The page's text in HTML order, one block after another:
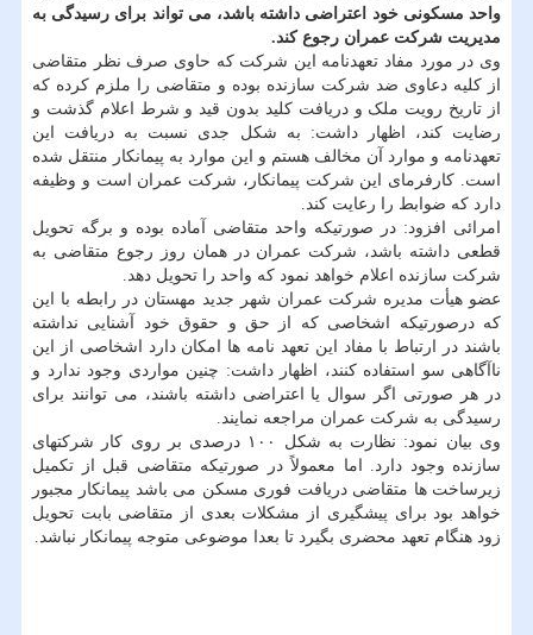
واحد مسکونی خود اعتراضی داشته باشد، می تواند برای رسیدگی به
مدیریت شرکت عمران رجوع کند.
وی در مورد مفاد تعهدنامه این شرکت که حاوی صرف نظر متقاضی
از کلیه دعاوی ضد شرکت سازنده بوده و متقاضی را ملزم کرده که
از تاریخ رویت ملک و دریافت کلید بدون قید و شرط اعلام گذشت و
رضایت کند، اظهار داشت: به شکل جدی نسبت به دریافت این
تعهدنامه و موارد آن مخالف هستم و این موارد به پیمانکار منتقل شده
است. کارفرمای این شرکت پیمانکار، شرکت عمران است و وظیفه
دارد که ضوابط را رعایت کند.
امرائی افزود: در صورتیکه واحد متقاضی آماده بوده و برگه تحویل
قطعی داشته باشد، شرکت عمران در همان روز رجوع متقاضی به
شرکت سازنده اعلام خواهد نمود که واحد را تحویل دهد.
عضو هیأت مدیره شرکت عمران شهر جدید مهستان در رابطه با این
که درصورتیکه اشخاصی که از حق و حقوق خود آشنایی نداشته
باشند در ارتباط با مفاد این تعهد نامه ها امکان دارد اشخاصی از این
ناآگاهی سو استفاده کنند، اظهار داشت: چنین مواردی وجود ندارد و
در هر صورتی اگر سوال یا اعتراضی داشته باشند، می توانند برای
رسیدگی به شرکت عمران مراجعه نمایند.
وی بیان نمود: نظارت به شکل ۱۰۰ درصدی بر روی کار شرکتهای
سازنده وجود دارد. اما معمولاً در صورتیکه متقاضی قبل از تکمیل
زیرساخت ها متقاضی دریافت فوری مسکن می باشد پیمانکار مجبور
خواهد بود برای پیشگیری از مشکلات بعدی از متقاضی بابت تحویل
زود هنگام تعهد محضری بگیرد تا بعدا موضوعی متوجه پیمانکار نباشد.